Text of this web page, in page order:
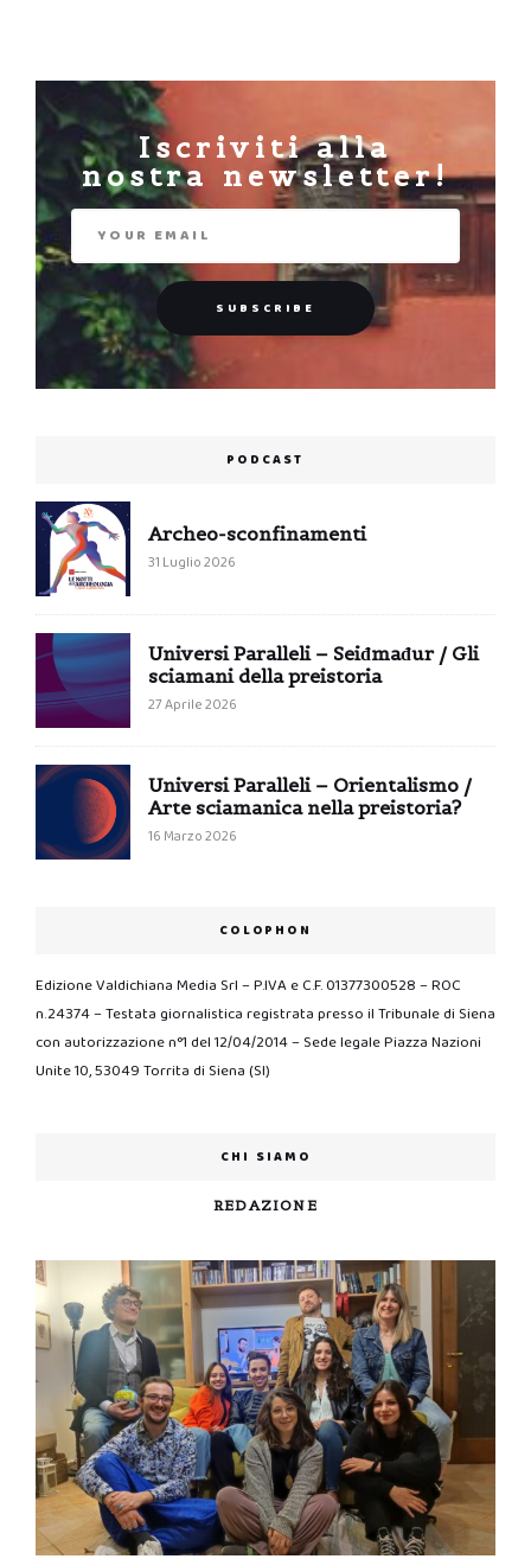
Iscriviti alla
nostra newsletter!
PODCAST
Archeo-sconfinamenti
31 Luglio 2026
Universi Paralleli – Seiđmađur / Gli
sciamani della preistoria
27 Aprile 2026
Universi Paralleli – Orientalismo /
Arte sciamanica nella preistoria?
16 Marzo 2026
COLOPHON
Edizione Valdichiana Media Srl – P.IVA e C.F. 01377300528 – ROC
n.24374 – Testata giornalistica registrata presso il Tribunale di Siena
con autorizzazione n°1 del 12/04/2014 – Sede legale Piazza Nazioni
Unite 10, 53049 Torrita di Siena (SI)
CHI SIAMO
REDAZIONE